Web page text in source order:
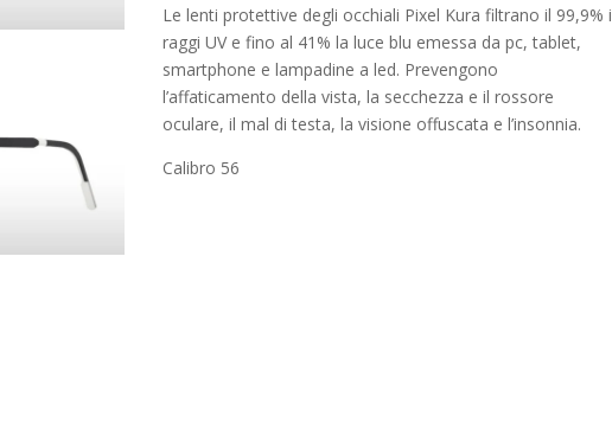
Le lenti protettive degli occhiali Pixel Kura filtrano il 99,9% i
raggi UV e fino al 41% la luce blu emessa da pc, tablet,
smartphone e lampadine a led. Prevengono
l’affaticamento della vista, la secchezza e il rossore
oculare, il mal di testa, la visione offuscata e l’insonnia.
Calibro 56